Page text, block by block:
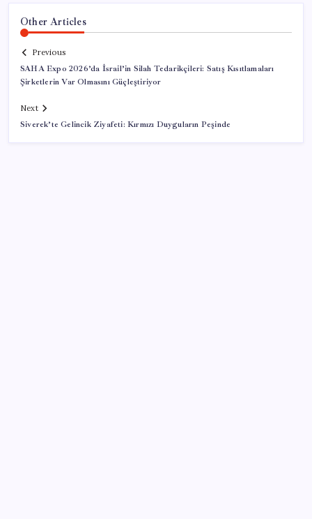
Other Articles
Previous
SAHA Expo 2026’da İsrail’in Silah Tedarikçileri: Satış Kısıtlamaları
Şirketlerin Var Olmasını Güçleştiriyor
Next
Siverek’te Gelincik Ziyafeti: Kırmızı Duyguların Peşinde